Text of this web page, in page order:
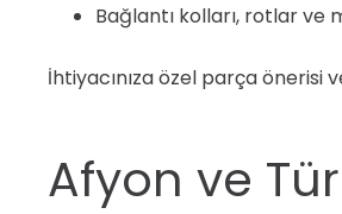
Bağlantı kolları, rotlar ve
İhtiyacınıza özel parça önerisi
Afyon ve